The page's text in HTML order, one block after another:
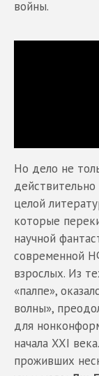
войны.
Но дело не
целой
которые
научной
современной
взрослых. Из
«палпе»,
волны»,
для
начала XXI
проживших